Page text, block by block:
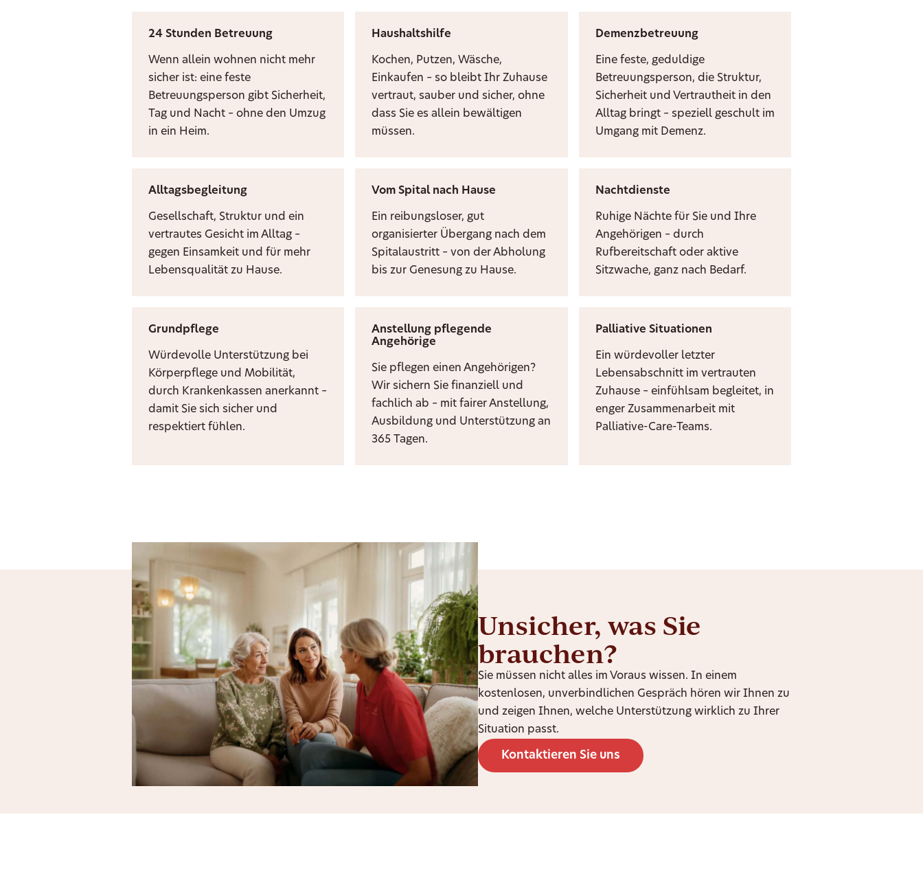
24 Stunden Betreuung
Wenn allein wohnen nicht mehr
sicher ist: eine feste
Betreuungsperson gibt Sicherheit,
Tag und Nacht – ohne den Umzug
in ein Heim.
Haushaltshilfe
Kochen, Putzen, Wäsche,
Einkaufen – so bleibt Ihr Zuhause
vertraut, sauber und sicher, ohne
dass Sie es allein bewältigen
müssen.
Demenzbetreuung
Eine feste, geduldige
Betreuungsperson, die Struktur,
Sicherheit und Vertrautheit in den
Alltag bringt – speziell geschult im
Umgang mit Demenz.
Alltagsbegleitung
Gesellschaft, Struktur und ein
vertrautes Gesicht im Alltag –
gegen Einsamkeit und für mehr
Lebensqualität zu Hause.
Vom Spital nach Hause
Ein reibungsloser, gut
organisierter Übergang nach dem
Spitalaustritt – von der Abholung
bis zur Genesung zu Hause.
Nachtdienste
Ruhige Nächte für Sie und Ihre
Angehörigen – durch
Rufbereitschaft oder aktive
Sitzwache, ganz nach Bedarf.
Grundpflege
Würdevolle Unterstützung bei
Körperpflege und Mobilität,
durch Krankenkassen anerkannt –
damit Sie sich sicher und
respektiert fühlen.
Anstellung pflegende
Angehörige
Sie pflegen einen Angehörigen?
Wir sichern Sie finanziell und
fachlich ab – mit fairer Anstellung,
Ausbildung und Unterstützung an
365 Tagen.
Palliative Situationen
Ein würdevoller letzter
Lebensabschnitt im vertrauten
Zuhause – einfühlsam begleitet, in
enger Zusammenarbeit mit
Palliative-Care-Teams.
Unsicher, was Sie
brauchen?
Sie müssen nicht alles im Voraus wissen. In einem
kostenlosen, unverbindlichen Gespräch hören wir Ihnen zu
und zeigen Ihnen, welche Unterstützung wirklich zu Ihrer
Situation passt.
Kontaktieren Sie uns